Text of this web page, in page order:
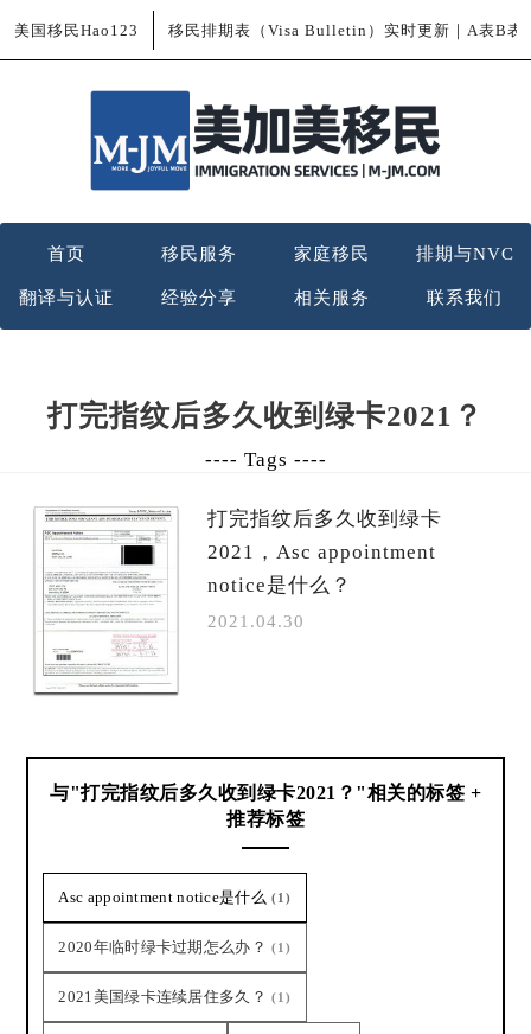
美国移民Hao123 移民排期表（Visa Bulletin）实时更新｜A表B表
首页 移民服务 家庭移民 排期与NVC
翻译与认证 经验分享 相关服务 联系我们
打完指纹后多久收到绿卡2021？
---- Tags ----
打完指纹后多久收到绿卡
2021，Asc appointment
notice是什么？
2021.04.30
与"打完指纹后多久收到绿卡2021？"相关的标签 +
推荐标签
Asc appointment notice是什么 (1)
2020年临时绿卡过期怎么办？ (1)
2021美国绿卡连续居住多久？ (1)